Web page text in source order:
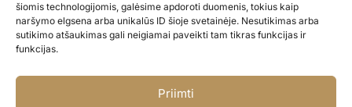
šiomis technologijomis, galėsime apdoroti duomenis, tokius kaip
naršymo elgsena arba unikalūs ID šioje svetainėje. Nesutikimas arba
sutikimo atšaukimas gali neigiamai paveikti tam tikras funkcijas ir
funkcijas.
Priimti
Į KREPŠELĮ